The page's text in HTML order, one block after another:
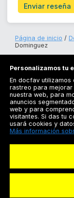
Enviar reseña
Página de inicio
Dominguez
Docfav
Personalizamos tu
En docfav
rastreo para
nuestra web, para
anuncios
web y para
visitantes. Si das tu
usará cookies y
Más información